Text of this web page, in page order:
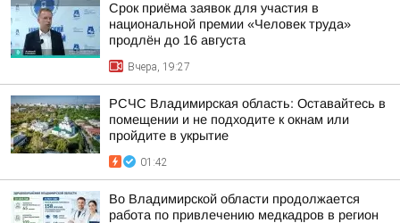
Срок приёма заявок для участия в
национальной премии «Человек труда»
продлён до 16 августа
Вчера, 19:27
РСЧС Владимирская область: Оставайтесь в
помещении и не подходите к окнам или
пройдите в укрытие
01:42
Во Владимирской области продолжается
работа по привлечению медкадров в регион